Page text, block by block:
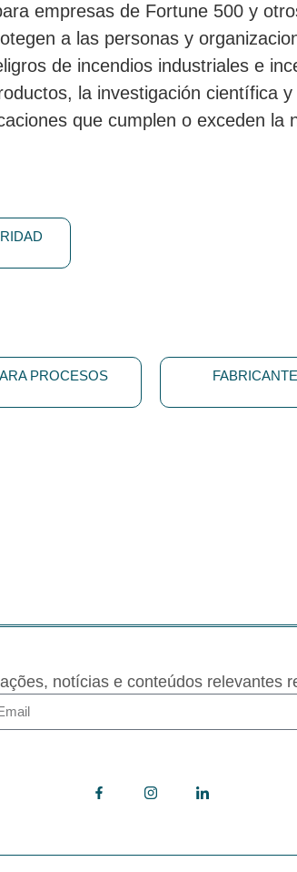
empresas de Fortune 500 y
a las personas y
de incendios industriales e
la investigación científica
que cumplen o exceden la
PROCESOS
notícias e conteúdos relevantes